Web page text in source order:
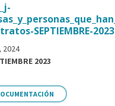
SEPTIEMBRE-2023
2024
2023